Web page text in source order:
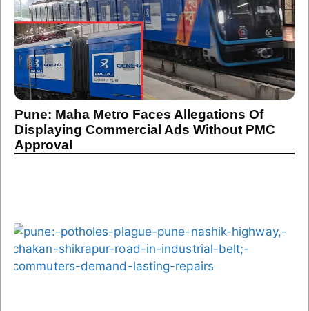
Pune: Maha Metro Faces Allegations Of
Displaying Commercial Ads Without PMC
Approval